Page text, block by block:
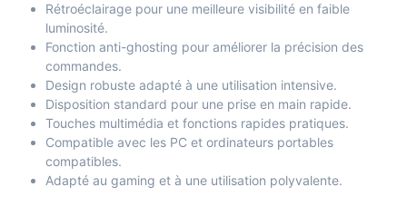
Rétroéclairage pour une meilleure visibilité en faible
luminosité.
Fonction anti-ghosting pour améliorer la précision des
commandes.
Design robuste adapté à une utilisation intensive.
Disposition standard pour une prise en main rapide.
Touches multimédia et fonctions rapides pratiques.
Compatible avec les PC et ordinateurs portables
compatibles.
Adapté au gaming et à une utilisation polyvalente.